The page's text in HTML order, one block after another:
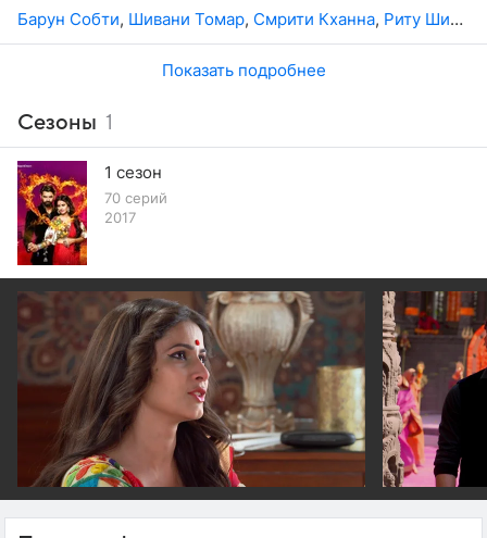
Барун Собти, Шивани Томар, Смрити Кханна, Риту Шивпури
Показать подробнее
Сезоны 1
1 сезон
70 серий
2017